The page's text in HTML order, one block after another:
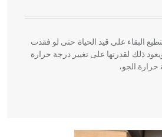
البقاء على قيد الحياة حتى لو فقدت
ذلك لقدرتها على تغيير درجة حرارة
حرارة الجو،
كتب في الطب أربعة مؤلفات هي: